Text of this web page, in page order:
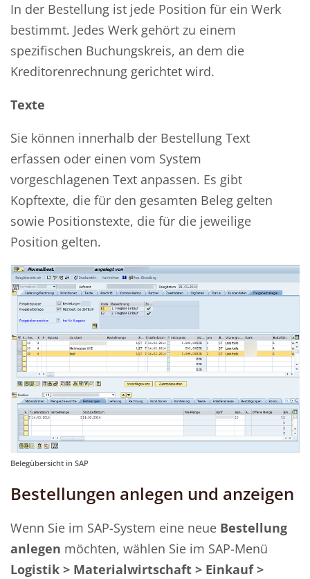
In der Bestellung ist jede Position für ein Werk
bestimmt. Jedes Werk gehört zu einem
spezifischen Buchungskreis, an dem die
Kreditorenrechnung gerichtet wird.
Texte
Sie können innerhalb der Bestellung Text
erfassen oder einen vom System
vorgeschlagenen Text anpassen. Es gibt
Kopftexte, die für den gesamten Beleg gelten
sowie Positionstexte, die für die jeweilige
Position gelten.
Belegübersicht in SAP
Bestellungen anlegen und anzeigen
Wenn Sie im SAP-System eine neue Bestellung
anlegen möchten, wählen Sie im SAP-Menü
Logistik > Materialwirtschaft > Einkauf >